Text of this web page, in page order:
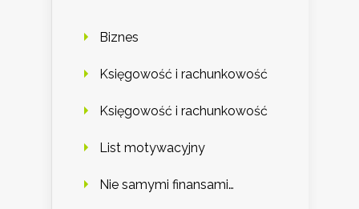
Biznes
Księgowość i rachunkowość
Księgowość i rachunkowość
List motywacyjny
Nie samymi finansami…